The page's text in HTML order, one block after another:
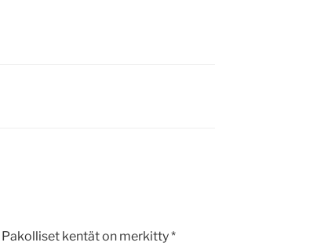
Pakolliset kentät on merkitty*